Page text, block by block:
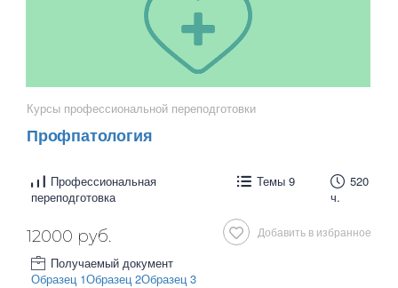
Курсы профессиональной переподготовки
Профпатология
Профессиональная
переподготовка
Темы 9
520
ч.
Добавить в избранное
12000 руб.
Получаемый документ
Образец 1Образец 2Образец 3